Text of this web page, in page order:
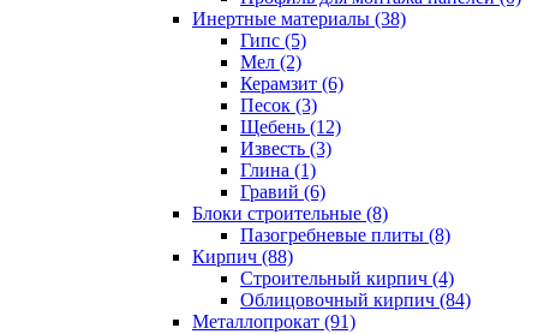
Инертные материалы (38)
Гипс (5)
Мел (2)
Керамзит (6)
Песок (3)
Щебень (12)
Известь (3)
Глина (1)
Гравий (6)
Блоки строительные (8)
Пазогребневые плиты (8)
Кирпич (88)
Строительный кирпич (4)
Облицовочный кирпич (84)
Металлопрокат (91)